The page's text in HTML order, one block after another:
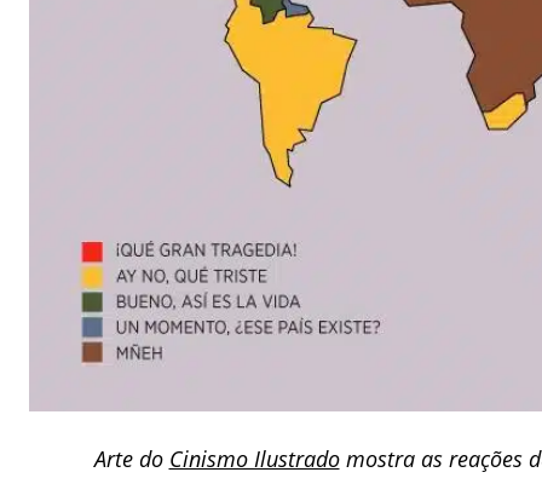
Arte do Cinismo Ilustradomostra as reações